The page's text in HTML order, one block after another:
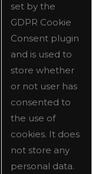
set by the
GDPR Cookie
Consent plugin
and is used to
store whether
or not user has
consented to
the use of
cookies. It does
not store any
personal data.